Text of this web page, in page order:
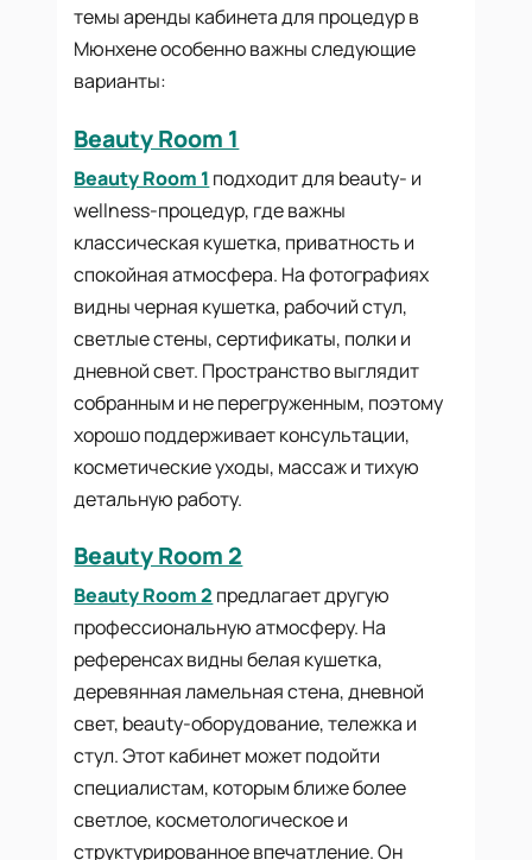
темы аренды кабинета для процедур в
Мюнхене особенно важны следующие
варианты:
Beauty Room 1
Beauty Room 1 подходит для beauty- и
wellness-процедур, где важны
классическая кушетка, приватность и
спокойная атмосфера. На фотографиях
видны черная кушетка, рабочий стул,
светлые стены, сертификаты, полки и
дневной свет. Пространство выглядит
собранным и не перегруженным, поэтому
хорошо поддерживает консультации,
косметические уходы, массаж и тихую
детальную работу.
Beauty Room 2
Beauty Room 2 предлагает другую
профессиональную атмосферу. На
референсах видны белая кушетка,
деревянная ламельная стена, дневной
свет, beauty-оборудование, тележка и
стул. Этот кабинет может подойти
специалистам, которым ближе более
светлое, косметологическое и
структурированное впечатление. Он